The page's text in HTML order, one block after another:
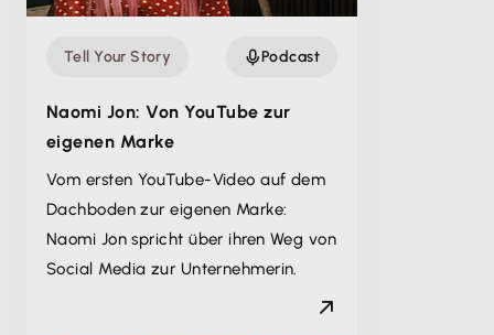
Tell Your Story Podcast
Naomi Jon: Von YouTube zur
eigenen Marke
Vom ersten YouTube-Video auf dem
Dachboden zur eigenen Marke:
Naomi Jon spricht über ihren Weg von
Social Media zur Unternehmerin.